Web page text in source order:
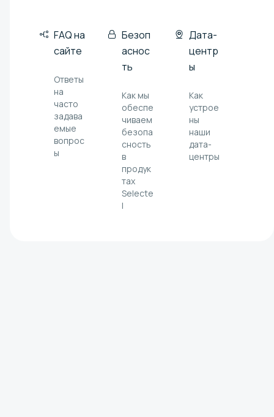
FAQ на
сайте
Ответы
на
часто
задава
емые
вопрос
ы
Безоп
аснос
ть
Как мы
обеспе
чиваем
безопа
сность
в
продук
тах
Selecte
l
Дата-
центр
ы
Как
устрое
ны
наши
дата-
центры